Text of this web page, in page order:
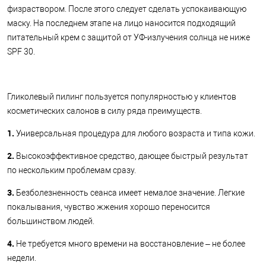
физраствором. После этого следует сделать успокаивающую
маску. На последнем этапе на лицо наносится подходящий
питательный крем с защитой от УФ-излучения солнца не ниже
SPF 30.
Гликолевый пилинг пользуется популярностью у клиентов
косметических салонов в силу ряда преимуществ.
1. Универсальная процедура для любого возраста и типа кожи.
2. Высокоэффективное средство, дающее быстрый результат
по нескольким проблемам сразу.
3. Безболезненность сеанса имеет немалое значение. Легкие
покалывания, чувство жжения хорошо переносится
большинством людей.
4. Не требуется много времени на восстановление – не более
недели.